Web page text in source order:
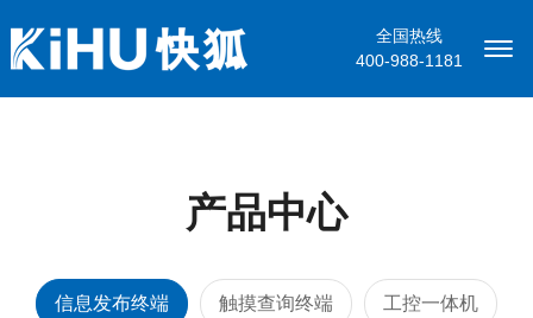
全国热线
400-988-1181
产品中心
信息发布终端 触摸查询终端 工控一体机